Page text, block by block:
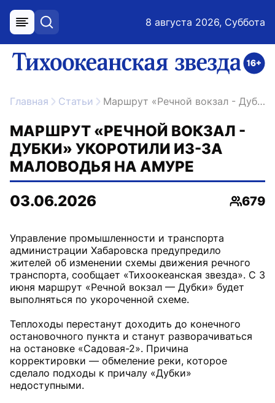
меню поиск 8 августа 2026, Суббота
ссылка на главную
Главная Статьи Маршрут «Речной вокзал - Дубки» укоротили из-за маловодья на Амуре
МАРШРУТ «РЕЧНОЙ ВОКЗАЛ -
ДУБКИ» УКОРОТИЛИ ИЗ-ЗА
МАЛОВОДЬЯ НА АМУРЕ
03.06.2026
679
Управление промышленности и транспорта
администрации Хабаровска предупредило
жителей об изменении схемы движения речного
транспорта, сообщает «Тихоокеанская звезда». С 3
июня маршрут «Речной вокзал — Дубки» будет
выполняться по укороченной схеме.
Теплоходы перестанут доходить до конечного
остановочного пункта и станут разворачиваться
на остановке «Садовая-2». Причина
корректировки — обмеление реки, которое
сделало подходы к причалу «Дубки»
недоступными.